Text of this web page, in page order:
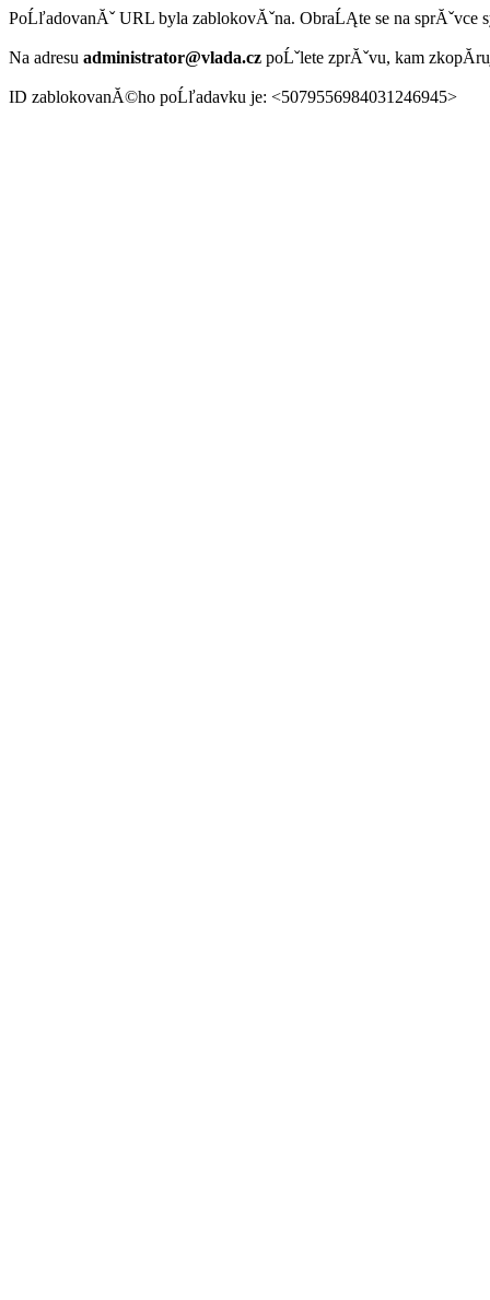
PoĹľadovanĂˇ URL byla zablokovĂˇna. ObraĹĄte se na sprĂˇvce
Na adresu administrator@vlada.cz poĹˇlete zprĂˇvu, kam
ID zablokovanĂ©ho poĹľadavku je: <5079556984031246945>